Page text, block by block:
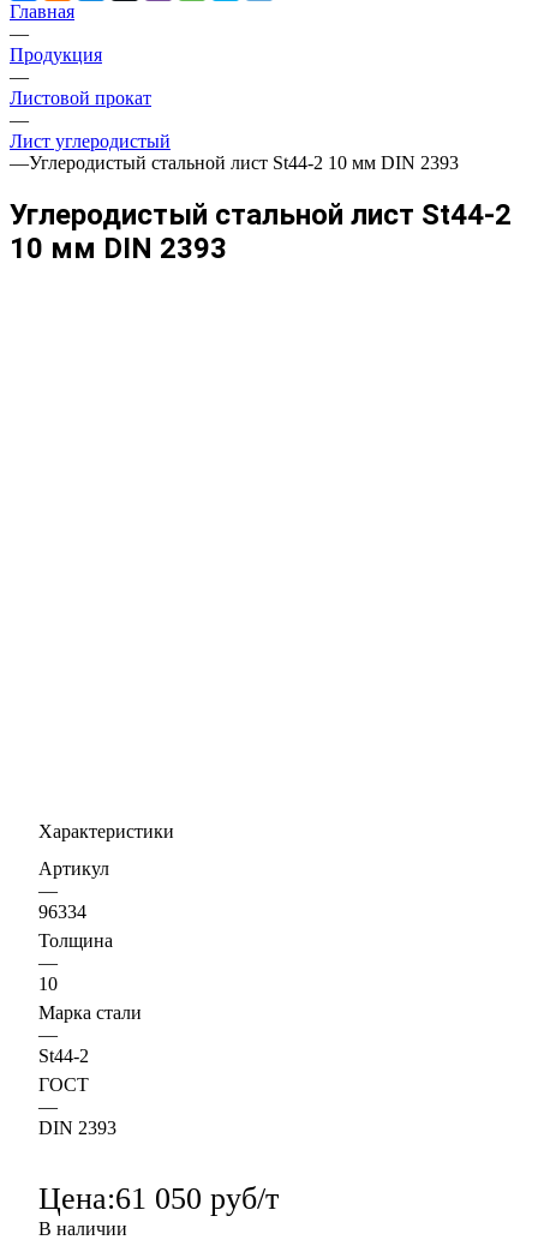
Главная
—
Продукция
—
Листовой прокат
—
Лист углеродистый
—Углеродистый стальной лист St44-2 10 мм DIN 2393
Углеродистый стальной лист St44-2
10 мм DIN 2393
Характеристики
Артикул
—
96334
Толщина
—
10
Марка стали
—
St44-2
ГОСТ
—
DIN 2393
Цена:61 050 руб/т
В наличии